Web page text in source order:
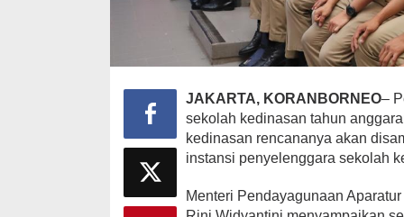
JAKARTA, KORANBORNEO–
sekolah kedinasan tahun
kedinasan rencananya akan
instansi penyelenggara sekolah
Menteri Pendayagunaan
Strategi PPP
Ganjar dan
Di Berita, Politik |